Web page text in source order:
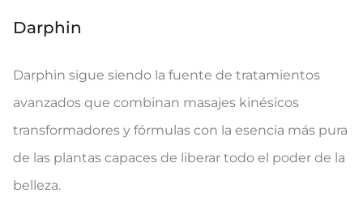
Darphin
Darphin sigue siendo la fuente de tratamientos
avanzados que combinan masajes kinésicos
transformadores y fórmulas con la esencia más pura
de las plantas capaces de liberar todo el poder de la
belleza.